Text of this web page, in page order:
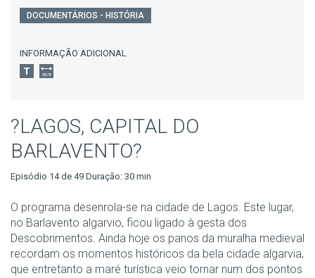
DOCUMENTÁRIOS - HISTÓRIA
INFORMAÇÃO ADICIONAL
?LAGOS, CAPITAL DO
BARLAVENTO?
Episódio 14 de 49 Duração: 30 min
O programa desenrola-se na cidade de Lagos. Este lugar,
no Barlavento algarvio, ficou ligado à gesta dos
Descobrimentos. Ainda hoje os panos da muralha medieval
recordam os momentos históricos da bela cidade algarvia,
que entretanto a maré turística veio tornar num dos pontos